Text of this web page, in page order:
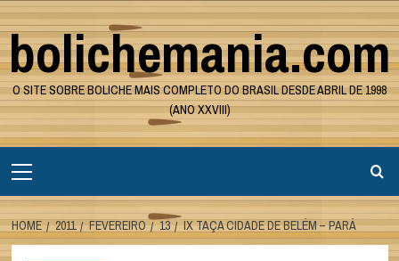
Skip
to
content
bolichemania.com
O SITE SOBRE BOLICHE MAIS COMPLETO DO BRASIL DESDE ABRIL DE 1998
(ANO XXVIII)
Menu
HOME 2011 FEVEREIRO 13 IX TAÇA CIDADE DE BELÉM – PARÁ